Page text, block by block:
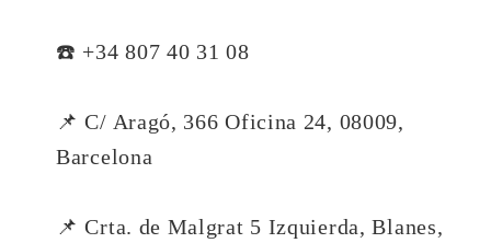
☎️ +34 807 40 31 08
📌 C/ Aragó, 366 Oficina 24, 08009,
Barcelona
📌 Crta. de Malgrat 5 Izquierda, Blanes,